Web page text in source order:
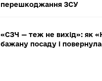
перешкоджання ЗСУ
«СЗЧ — теж не вихід»: як
бажану посаду і